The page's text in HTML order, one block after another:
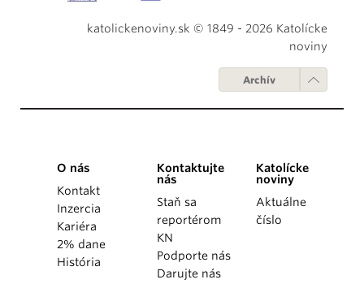
katolickenoviny.sk © 1849 - 2026 Katolícke
noviny
Archív
O nás
Kontakt
Inzercia
Kariéra
2% dane
História
Kontaktujte
nás
Staň sa
reportérom
KN
Podporte nás
Darujte nás
Katolícke
noviny
Aktuálne
číslo